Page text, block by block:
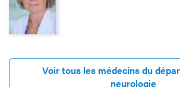
Voir tous les médecins du
neurologie